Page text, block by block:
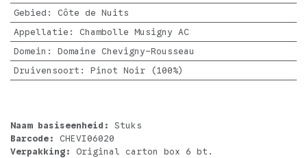
Gebied : Côte de Nuits
Appellatie : Chambolle Musigny AC
Domein : Domaine Chevigny-Rousseau
Druivensoort : Pinot Noir (100%)
Naam basiseenheid: Stuks
Barcode: CHEVI06020
Verpakking: Original carton box 6 bt.